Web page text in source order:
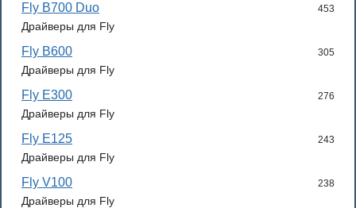
Fly B700 Duo 453
Драйверы для Fly
Fly B600 305
Драйверы для Fly
Fly E300 276
Драйверы для Fly
Fly E125 243
Драйверы для Fly
Fly V100 238
Драйверы для Fly